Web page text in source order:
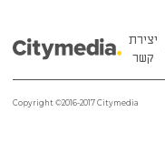
יצירת
קשר
Copyright ©2016-2017 Citymedia